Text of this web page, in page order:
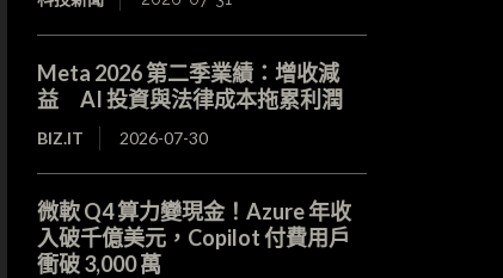
Meta 2026 第二季業績：增收減
益 AI 投資與法律成本拖累利潤
BIZ.IT 2026-07-30
微軟 Q4 算力變現金！Azure 年收
入破千億美元，Copilot 付費用戶
衝破 3,000 萬